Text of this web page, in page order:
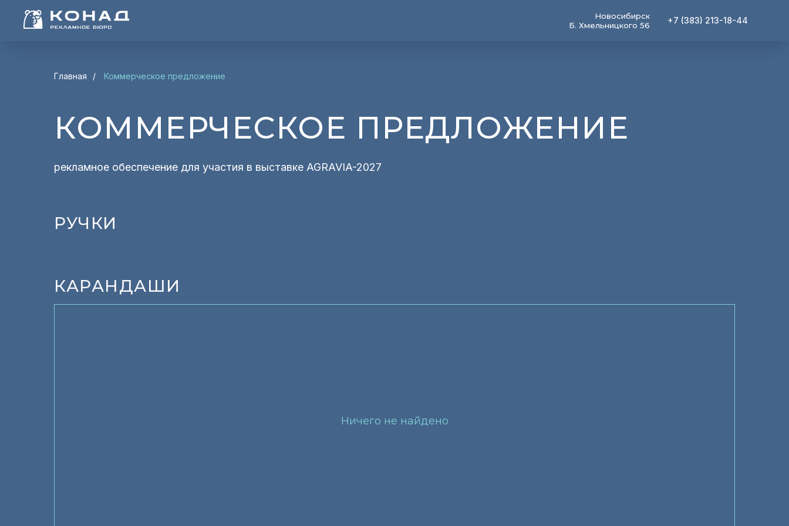
Новосибирск
Б. Хмельницкого 56
+7 (383) 213-18-44
Главная / Коммерческое предложение
КОММЕРЧЕСКОЕ ПРЕДЛОЖЕНИЕ
рекламное обеспечение для участия в выставке AGRAVIA-2027
РУЧКИ
КАРАНДАШИ
Ничего не найдено